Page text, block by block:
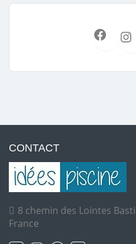
CONTACT
8 chemin des Lointes
France